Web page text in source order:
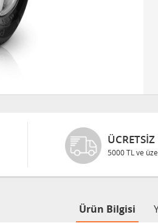
5000 TL ve
Ürün Bilgisi